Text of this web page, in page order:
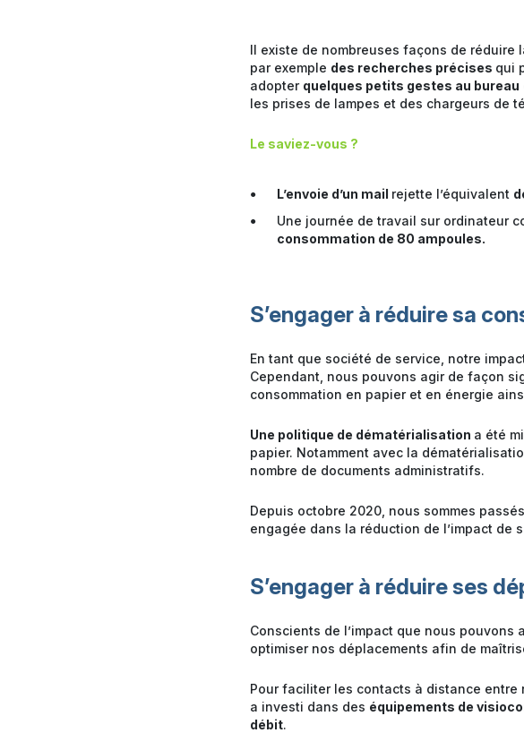
Il existe de nombreuses façons de
par exemple des recherches précises qui
adopter quelques petits gestes au bureau
les prises de lampes et des chargeurs de
Le saviez-vous ?
L’envoie d’un mail rejette l’équivalent
Une journée de travail sur ordinateur
consommation de 80 ampoules.
S’engager à réduire sa
En tant que société de service, notre
Cependant, nous pouvons agir de façon
consommation en papier et en énergie
Une politique de dématérialisation a été
papier. Notamment avec la
nombre de documents administratifs.
Depuis octobre 2020, nous sommes
engagée dans la réduction de l’impact de
S’engager à réduire ses
Conscients de l’impact que nous
optimiser nos déplacements afin de
Pour faciliter les contacts à distance
a investi dans des équipements de
débit.